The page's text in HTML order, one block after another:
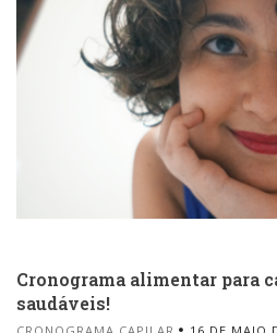
Cronograma alimentar para
saudáveis!